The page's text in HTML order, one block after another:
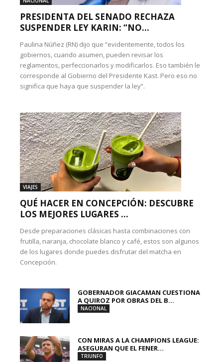
PRESIDENTA DEL SENADO RECHAZA
SUSPENDER LEY KARIN: “NO...
Paulina Núñez (RN) dijo que “evidentemente, todos los
gobiernos, cuando asumen, pueden revisar los
reglamentos, perfeccionarlos y modificarlos. Eso también le
corresponde al Gobierno del Presidente Kast. Pero eso no
significa que haya que suspender la ley”.
VIAJES
QUÉ HACER EN CONCEPCIÓN: DESCUBRE
LOS MEJORES LUGARES ...
Desde preparaciones clásicas hasta combinaciones con
frutilla, naranja, chocolate blanco y café, estos son algunos
de los lugares donde puedes disfrutar del matcha en
Concepción.
GOBERNADOR GIACAMAN CUESTIONA
A QUIROZ POR OBRAS DEL B...
NACIONAL
CON MIRAS A LA CHAMPIONS LEAGUE:
ASEGURAN QUE EL FENER...
TRIUNFO